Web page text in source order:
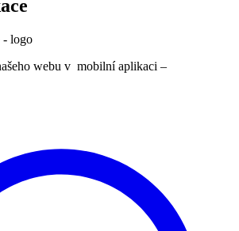
webu v mobilní aplikaci –